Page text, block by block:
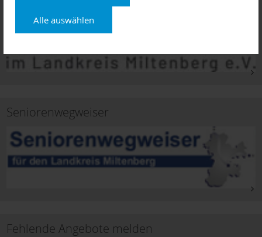
Alle auswählen
Seniorenwegweiser
Fehlende Angebote melden